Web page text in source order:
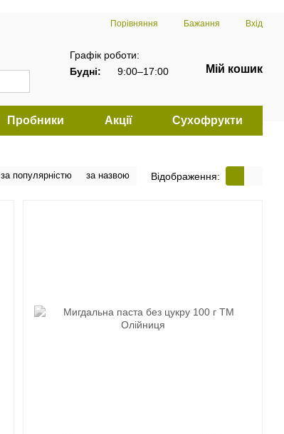
Порівняння Бажання Вхід
Графік роботи:
Будні:
9:00–17:00 Мій кошик
Пробники Акції Сухофрукти
за популярністю за назвою Відображення: